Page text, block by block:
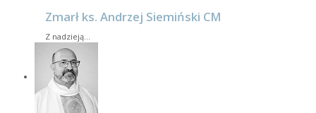
Zmarł ks. Andrzej Siemiński CM
Z nadzieją…